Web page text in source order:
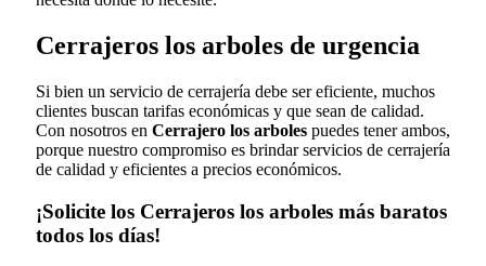
Cerrajeros los arboles de urgencia
Si bien un servicio de cerrajería debe ser eficiente, muchos
clientes buscan tarifas económicas y que sean de calidad.
Con nosotros en Cerrajero los arboles puedes tener ambos,
porque nuestro compromiso es brindar servicios de cerrajería
de calidad y eficientes a precios económicos.
¡Solicite los Cerrajeros los arboles más baratos
todos los días!